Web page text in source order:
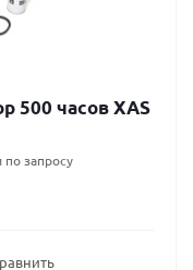
500 часов XAS
по запросу